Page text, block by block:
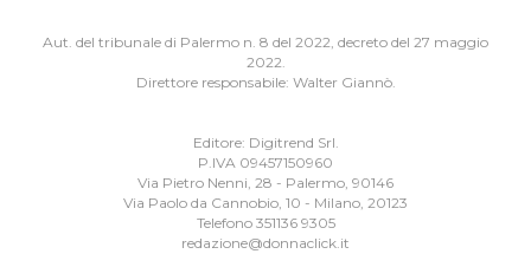
Aut. del tribunale di Palermo n. 8 del 2022, decreto del 27 maggio
2022.
Direttore responsabile: Walter Giannò.
Editore: Digitrend Srl.
P.IVA 09457150960
Via Pietro Nenni, 28 - Palermo, 90146
Via Paolo da Cannobio, 10 - Milano, 20123
Telefono 351136 9305
redazione@donnaclick.it